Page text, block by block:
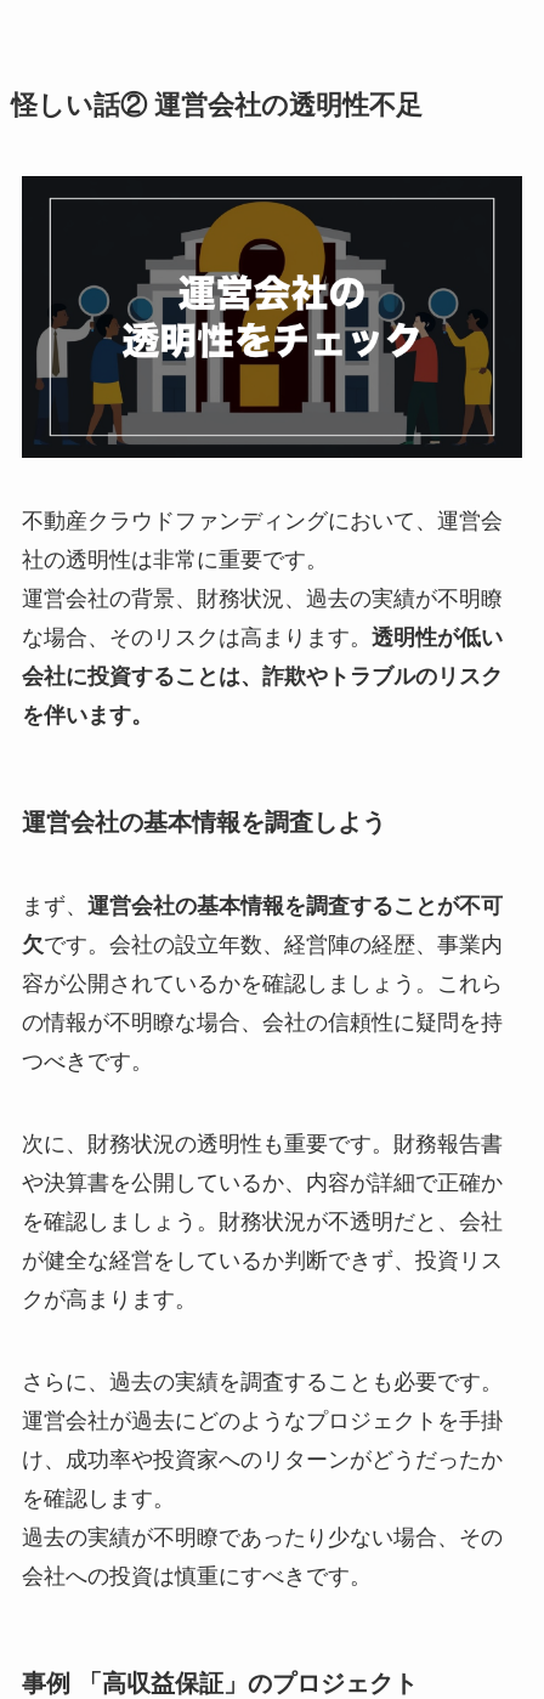
怪しい話② 運営会社の透明性不足
不動産クラウドファンディングにおいて、運営会
社の透明性は非常に重要です。
運営会社の背景、財務状況、過去の実績が不明瞭
な場合、そのリスクは高まります。 透明性が低い
会社に投資することは、詐欺やトラブルのリスク
を伴います。
運営会社の基本情報を調査しよう
まず、 運営会社の基本情報を調査することが不可
欠です。会社の設立年数、経営陣の経歴、事業内
容が公開されているかを確認しましょう。これら
の情報が不明瞭な場合、会社の信頼性に疑問を持
つべきです。
次に、財務状況の透明性も重要です。財務報告書
や決算書を公開しているか、内容が詳細で正確か
を確認しましょう。財務状況が不透明だと、会社
が健全な経営をしているか判断できず、投資リス
クが高まります。
さらに、過去の実績を調査することも必要です。
運営会社が過去にどのようなプロジェクトを手掛
け、成功率や投資家へのリターンがどうだったか
を確認します。
過去の実績が不明瞭であったり少ない場合、その
会社への投資は慎重にすべきです。
事例 「高収益保証」のプロジェクト